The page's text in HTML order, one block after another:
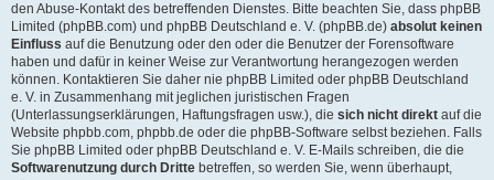
den Abuse-Kontakt des betreffenden Dienstes. Bitte beachten Sie, dass phpBB
Limited (phpBB.com) und phpBB Deutschland e. V. (phpBB.de) absolut keinen
Einfluss auf die Benutzung oder den oder die Benutzer der Forensoftware
haben und dafür in keiner Weise zur Verantwortung herangezogen werden
können. Kontaktieren Sie daher nie phpBB Limited oder phpBB Deutschland
e. V. in Zusammenhang mit jeglichen juristischen Fragen
(Unterlassungserklärungen, Haftungsfragen usw.), die sich nicht direkt auf die
Website phpbb.com, phpbb.de oder die phpBB-Software selbst beziehen. Falls
Sie phpBB Limited oder phpBB Deutschland e. V. E-Mails schreiben, die die
Softwarenutzung durch Dritte betreffen, so werden Sie, wenn überhaupt,